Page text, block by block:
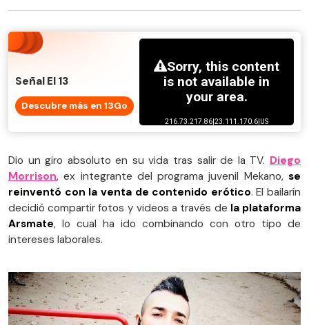
Señal El 13
Descubre más en 13Go
Dio un giro absoluto en su vida tras salir de la TV. Diego
Morrison, ex integrante del programa juvenil Mekano, se
reinventó con la venta de contenido erótico. El bailarín
decidió compartir fotos y videos a través de la plataforma
Arsmate, lo cual ha ido combinando con otro tipo de
intereses laborales.